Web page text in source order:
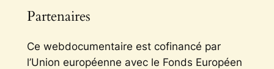
Partenaires
Ce webdocumentaire est cofinancé par
l’Union européenne avec le Fonds Européen